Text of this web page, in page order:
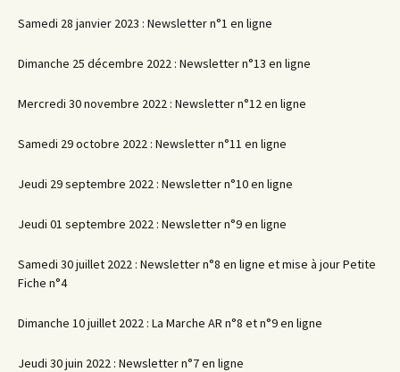
Samedi 28 janvier 2023 : Newsletter n°1 en ligne
Dimanche 25 décembre 2022 : Newsletter n°13 en ligne
Mercredi 30 novembre 2022 : Newsletter n°12 en ligne
Samedi 29 octobre 2022 : Newsletter n°11 en ligne
Jeudi 29 septembre 2022 : Newsletter n°10 en ligne
Jeudi 01 septembre 2022 : Newsletter n°9 en ligne
Samedi 30 juillet 2022 : Newsletter n°8 en ligne et mise à jour Petite
Fiche n°4
Dimanche 10 juillet 2022 : La Marche AR n°8 et n°9 en ligne
Jeudi 30 juin 2022 : Newsletter n°7 en ligne